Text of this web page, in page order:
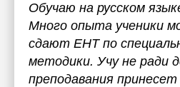
Обучаю на русском
Много опыта ученики
сдают ЕНТ по
методики. Учу не ради
преподавания